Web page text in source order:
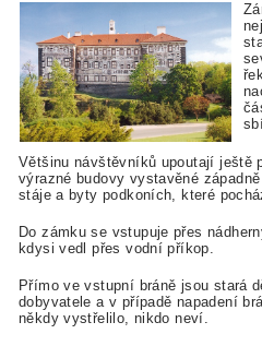
Většinu návštěvníků upoutají ještě
výrazné budovy vystavěné
stáje a byty podkoních, které
Do zámku se vstupuje přes
kdysi vedl přes vodní příkop.
Přímo ve vstupní bráně jsou stará
dobyvatele a v případě napadení
někdy vystřelilo, nikdo neví.